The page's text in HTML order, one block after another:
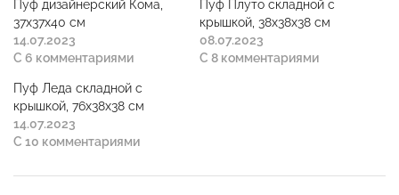
Пуф дизайнерский Кома,
37x37x40 см
14.07.2023
С 6 комментариями
Пуф Плуто складной с
крышкой, 38x38x38 см
08.07.2023
С 8 комментариями
Пуф Леда складной с
крышкой, 76x38x38 см
14.07.2023
С 10 комментариями